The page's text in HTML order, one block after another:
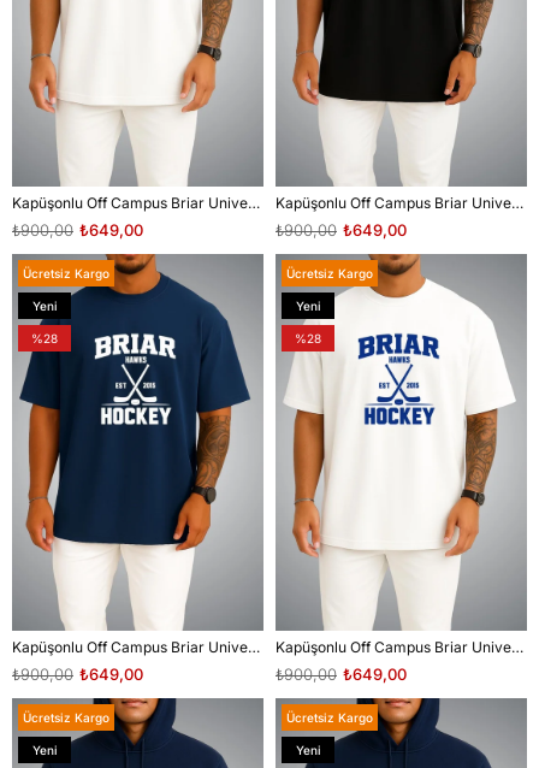
Kapüşonlu Off Campus Briar University Hawks Dı Laurentıs 66 Göğüs ve Sırt Baskılı Unisex Sweatshirt
₺649,00
₺900,00
Kapüşonlu Off Campus Briar University Hawks Graham 44 Göğüs ve Sırt Baskılı Unisex Sweatshirt
₺649,00
₺900,00
Kapüşonlu Off Campus Briar University Hawks Logan 22 Göğüs ve Sırt Baskılı Unisex Sweatshirt
₺649,00
₺900,00
Ücretsiz Kargo
Yeni
Ürün
%28
Kapüşonlu Off Campus Briar University Hawks Tucker 46 Göğüs ve Sırt Baskılı Unisex Sweatshirt
₺649,00
₺900,00
Ücretsiz Kargo
Yeni
Ürün
%28
Ücretsiz Kargo
Yeni
Ücretsiz Kargo
Yeni